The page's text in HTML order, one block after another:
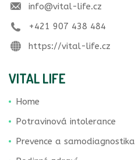
info@vital-life.cz
+421 907 438 484
https://vital-life.cz
VITAL LIFE
Home
Potravinová intolerance
Prevence a samodiagnostika